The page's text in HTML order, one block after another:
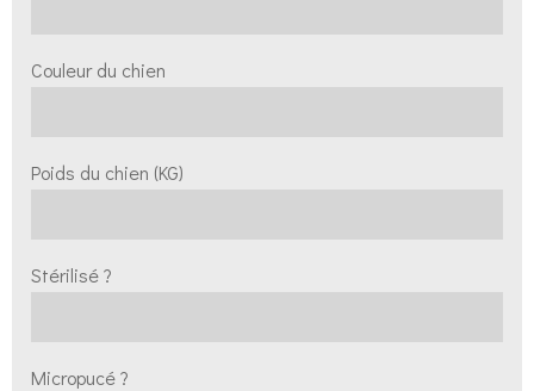
Couleur du chien
Poids du chien (KG)
Stérilisé ?
Micropucé ?